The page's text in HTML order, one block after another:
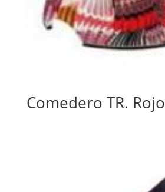
Comedero TR. Rojo